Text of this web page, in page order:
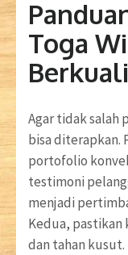
Toga
Agar tidak salah
bisa diterapkan.
portofolio
testimoni
menjadi
Kedua, pastikan
dan tahan